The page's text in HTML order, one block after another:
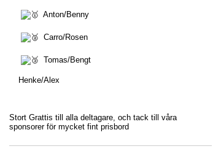
Anton/Benny
Carro/Rosen
Tomas/Bengt
Henke/Alex
Stort Grattis till alla deltagare, och tack till våra
sponsorer för mycket fint prisbord